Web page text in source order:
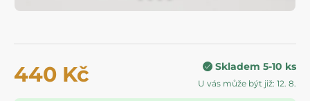
440 Kč Skladem 5-10 ks
U vás může být již: 12. 8.